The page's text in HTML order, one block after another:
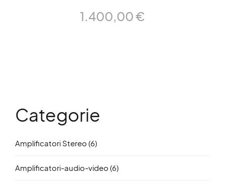
1.400,00€
Categorie
Amplificatori Stereo (6)
Amplificatori-audio-video (6)